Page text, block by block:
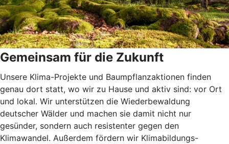
Gemeinsam für die Zukunft
Unsere Klima-Projekte und Baumpflanzaktionen finden
genau dort statt, wo wir zu Hause und aktiv sind: vor Ort
und lokal. Wir unterstützen die Wiederbewaldung
deutscher Wälder und machen sie damit nicht nur
gesünder, sondern auch resistenter gegen den
Klimawandel. Außerdem fördern wir Klimabildungs-